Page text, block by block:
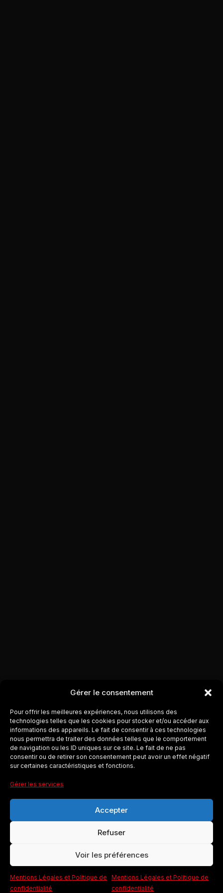
Gérer le consentement
Pour offrir les meilleures expériences, nous utilisons des
technologies telles que les cookies pour stocker et/ou accéder aux
informations des appareils. Le fait de consentir à ces technologies
nous permettra de traiter des données telles que le comportement
de navigation ou les ID uniques sur ce site. Le fait de ne pas
consentir ou de retirer son consentement peut avoir un effet négatif
sur certaines caractéristiques et fonctions.
Gérer les services
Accepter
Refuser
Voir les préférences
Mentions Légales et Politique de
confidentialité
Mentions Légales et Politique de
confidentialité